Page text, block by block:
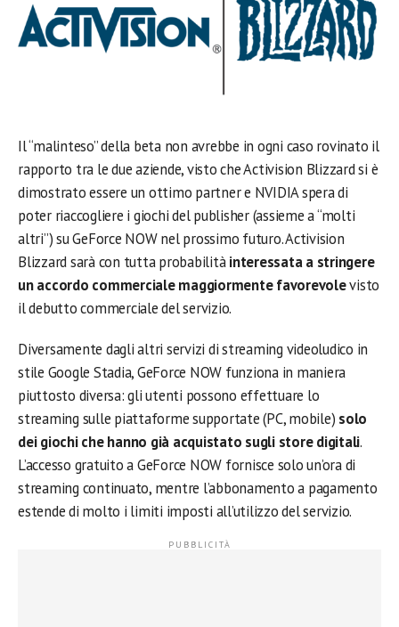
Il “malinteso” della beta non avrebbe in ogni caso rovinato il
rapporto tra le due aziende, visto che Activision Blizzard si è
dimostrato essere un ottimo partner e NVIDIA spera di
poter riaccogliere i giochi del publisher (assieme a “molti
altri”) su GeForce NOW nel prossimo futuro. Activision
Blizzard sarà con tutta probabilitàinteressata a stringere
un accordo commerciale maggiormente favorevolevisto
il debutto commerciale del servizio.
Diversamente dagli altri servizi di streaming videoludico in
stile Google Stadia, GeForce NOW funziona in maniera
piuttosto diversa: gli utenti possono effettuare lo
streaming sulle piattaforme supportate (PC, mobile) solo
dei giochi che hanno già acquistato sugli store digitali.
L’accesso gratuito a GeForce NOW fornisce solo un’ora di
streaming continuato, mentre l’abbonamento a pagamento
estende di molto i limiti imposti all’utilizzo del servizio.